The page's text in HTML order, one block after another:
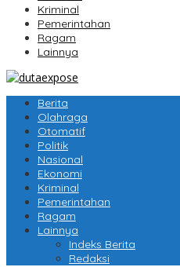
Kriminal
Pemerintahan
Ragam
Lainnya
Berita
Olahraga
Otomatif
Politik
Nasional
Ekonomi
Kriminal
Pemerintahan
Ragam
Lainnya
Indeks Berita
Redaksi